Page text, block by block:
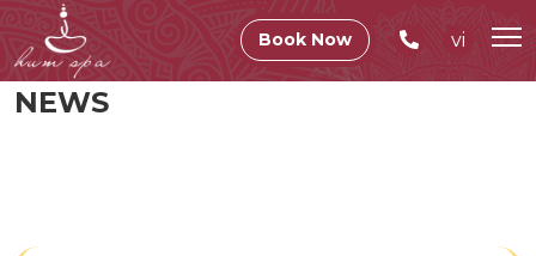
Book Now vi
NEWS